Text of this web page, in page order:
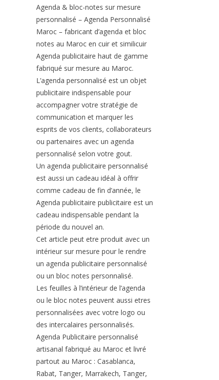
Agenda & bloc-notes sur mesure
personnalisé – Agenda Personnalisé
Maroc – fabricant d’agenda et bloc
notes au Maroc en cuir et similicuir
Agenda publicitaire haut de gamme
fabriqué sur mesure au Maroc.
L’agenda personnalisé est un objet
publicitaire indispensable pour
accompagner votre stratégie de
communication et marquer les
esprits de vos clients, collaborateurs
ou partenaires avec un agenda
personnalisé selon votre gout.
Un agenda publicitaire personnalisé
est aussi un cadeau idéal à offrir
comme cadeau de fin d’année, le
Agenda publicitaire publicitaire est un
cadeau indispensable pendant la
période du nouvel an.
Cet article peut etre produit avec un
intérieur sur mesure pour le rendre
un agenda publicitaire personnalisé
ou un bloc notes personnalisé.
Les feuilles à l’intérieur de l’agenda
ou le bloc notes peuvent aussi etres
personnalisées avec votre logo ou
des intercalaires personnalisés.
Agenda Publicitaire personnalisé
artisanal fabriqué au Maroc et livré
partout au Maroc : Casablanca,
Rabat, Tanger, Marrakech, Tanger,